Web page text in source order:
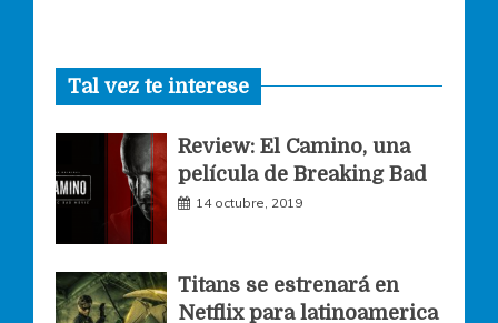
c
e
b
o
s
t
a
g
i
t
t
Tal vez te interese
Review: El Camino, una
película de Breaking Bad
14 octubre, 2019
Titans se estrenará en
Netflix para latinoamerica